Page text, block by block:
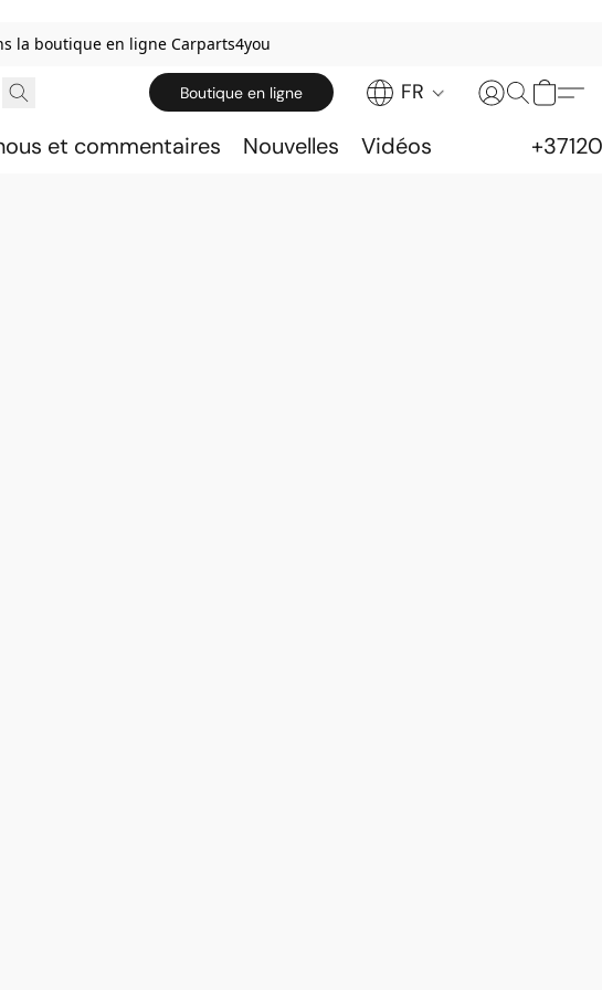
la boutique en ligne Carparts4you
Boutique en ligne FR
et commentaires Nouvelles Vidéos